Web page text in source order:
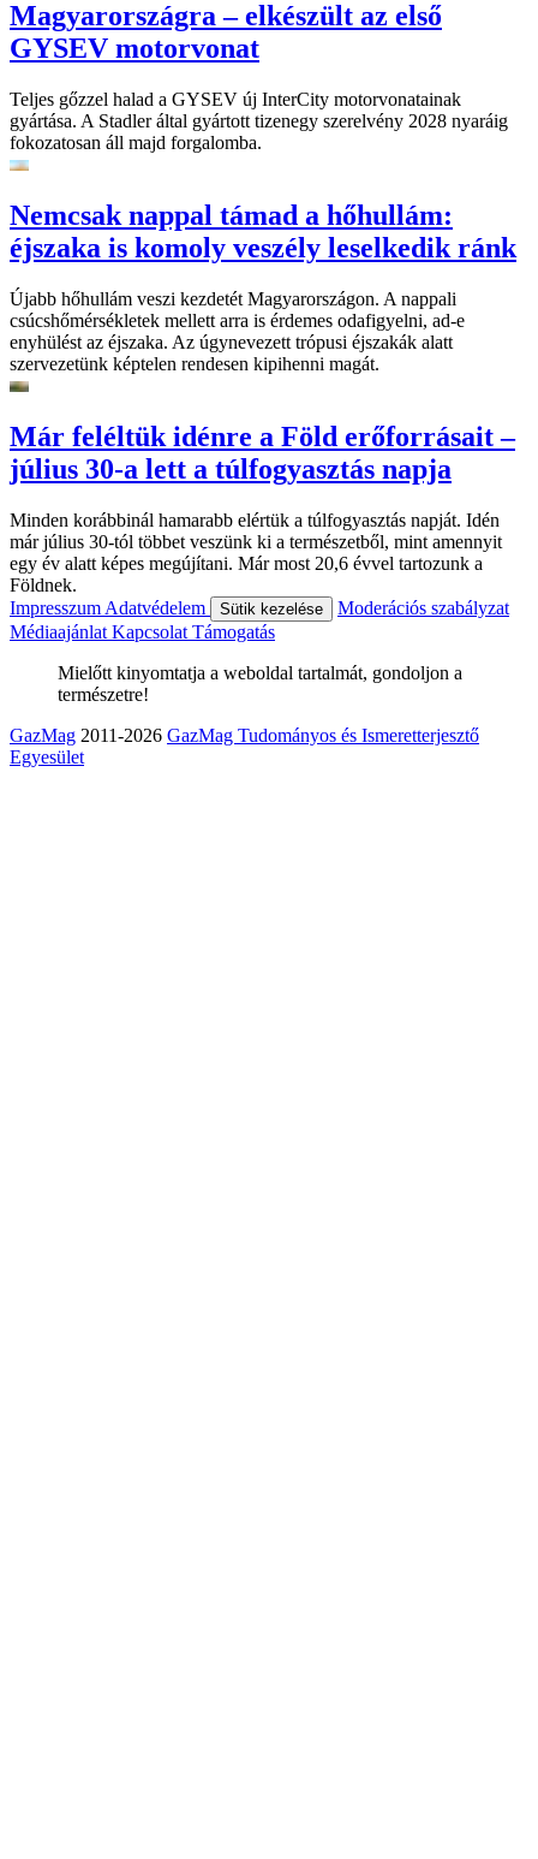
Magyarországra – elkészült az első
GYSEV motorvonat
Teljes gőzzel halad a GYSEV új InterCity motorvonatainak
gyártása. A Stadler által gyártott tizenegy szerelvény 2028 nyaráig
fokozatosan áll majd forgalomba.
Nemcsak nappal támad a hőhullám:
éjszaka is komoly veszély leselkedik ránk
Újabb hőhullám veszi kezdetét Magyarországon. A nappali
csúcshőmérsékletek mellett arra is érdemes odafigyelni, ad-e
enyhülést az éjszaka. Az úgynevezett trópusi éjszakák alatt
szervezetünk képtelen rendesen kipihenni magát.
Már feléltük idénre a Föld erőforrásait –
július 30-a lett a túlfogyasztás napja
Minden korábbinál hamarabb elértük a túlfogyasztás napját. Idén
már július 30-tól többet veszünk ki a természetből, mint amennyit
egy év alatt képes megújítani. Már most 20,6 évvel tartozunk a
Földnek.
Impresszum Adatvédelem Sütik kezelése
Moderációs szabályzat
Médiaajánlat Kapcsolat Támogatás
Mielőtt kinyomtatja a weboldal tartalmát, gondoljon a
természetre!
GazMag 2011-2026 GazMag Tudományos és Ismeretterjesztő
Egyesület